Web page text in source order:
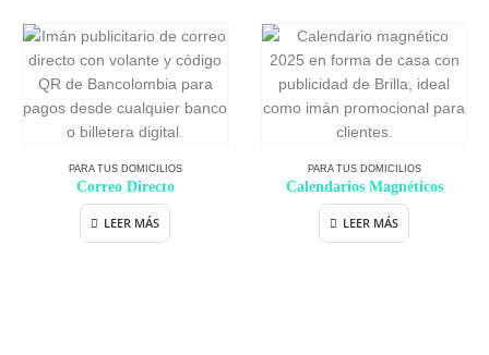
PARA TUS DOMICILIOS
Correo Directo
LEER MÁS
PARA TUS DOMICILIOS
Calendarios Magnéticos
LEER MÁS